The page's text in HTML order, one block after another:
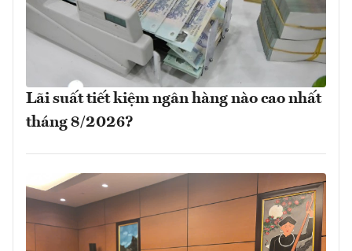
Lãi suất tiết kiệm ngân hàng nào cao nhất
tháng 8/2026?